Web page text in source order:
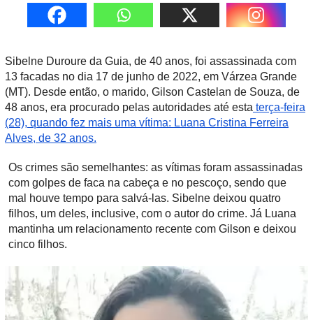
Sibelne Duroure da Guia, de 40 anos, foi assassinada com
13 facadas no dia 17 de junho de 2022, em Várzea Grande
(MT). Desde então, o marido, Gilson Castelan de Souza, de
48 anos, era procurado pelas autoridades até esta terça-feira
(28), quando fez mais uma vítima: Luana Cristina Ferreira
Alves, de 32 anos.
Os crimes são semelhantes: as vítimas foram assassinadas
com golpes de faca na cabeça e no pescoço, sendo que
mal houve tempo para salvá-las. Sibelne deixou quatro
filhos, um deles, inclusive, com o autor do crime. Já Luana
mantinha um relacionamento recente com Gilson e deixou
cinco filhos.